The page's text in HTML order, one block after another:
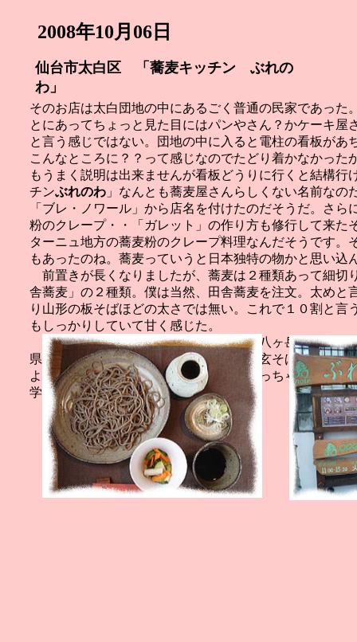
そのお店は太白団地の中にあるごく普通の民家であった
とにあってちょっと見た目にはパンやさん？かケーキ屋
と言う感じではない。団地の中に入ると電柱の看板があ
こんなところに？？って感じなのでたどり着かなかった
もうまく説明は出来ませんが看板どうりに行くと結構行
チンぶれのわ 」なんとも蕎麦屋さんらしくない名前な
「ブレ・ノワール」から店名を付けたのだそうだ。さ
粉のクレープ・・「ガレット」の作り方も修行して来た
ターニュ地方の蕎麦粉のクレープ料理なんだそうです。
もあったのね。蕎麦っていうと日本独特の物かと思い込
前置きが長くなりましたが、蕎麦は２種類あって細切
舎蕎麦」の２種類。僕は当然、田舎蕎麦を注文。太めと
り山形の板そばほどの太さでは無い。これで１０割と言
もしっかりしていて甘く感じた。
蕎麦粉は長野産。「ぶれのわそば」は八ヶ岳山麓高原
県茅野市の小林一茶氏栽培の八ヶ岳山麓玄そばを使用し
よ。そばをいただいた後、一句詠まなくっちゃ。
学的才能はねーわ。
2008年10月06日
仙台市太白区 「蕎麦キッチン ぶれの
わ」